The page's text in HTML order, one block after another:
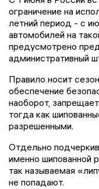
ограничение на
летний период - с
автомобилей на
предусмотрено
административный
Правило носит
обеспечение
наоборот,
тогда как
разрешенными.
Отдельно
именно шипованной
так называемая
не попадают.